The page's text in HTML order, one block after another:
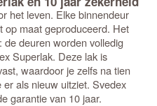
het leven. Elke binnendeur
op maat geproduceerd. Het
deuren worden volledig
Superlak. Deze lak is
waardoor je zelfs na tien
als nieuw uitziet. Svedex
garantie van 10 jaar.